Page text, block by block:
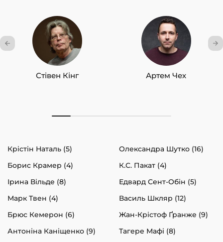
Стівен Кінг Артем Чех
Крістін Наталь (5)
Олександра Шутко (16)
Борис Крамер (4)
К.С. Пакат (4)
Ірина Вільде (8)
Едвард Сент-Обін (5)
Марк Твен (4)
Василь Шкляр (12)
Брюс Кемерон (6)
Жан-Крістоф Ґранже (9)
Антоніна Каніщенко (9)
Тагере Мафі (8)